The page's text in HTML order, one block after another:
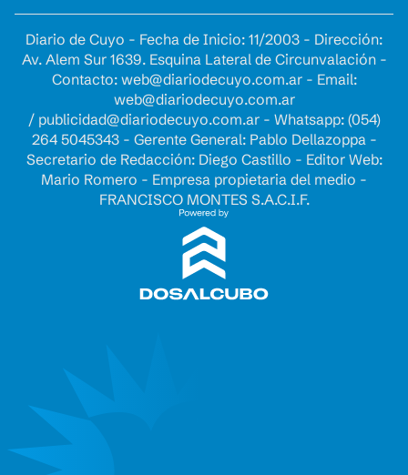
Diario de Cuyo - Fecha de Inicio: 11/2003 - Dirección:
Av. Alem Sur 1639. Esquina Lateral de Circunvalación -
Contacto: web@diariodecuyo.com.ar- Email:
web@diariodecuyo.com.ar
/ publicidad@diariodecuyo.com.ar- Whatsapp: (054)
264 5045343 - Gerente General: Pablo Dellazoppa -
Secretario de Redacción: Diego Castillo - Editor Web:
Mario Romero - Empresa propietaria del medio -
FRANCISCO MONTES S.A.C.I.F.